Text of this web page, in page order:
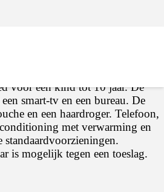
voor een kind tot 10 jaar. De
smart-tv en een bureau. De
en een haardroger. Telefoon,
met verwarming en
is mogelijk tegen een toeslag.